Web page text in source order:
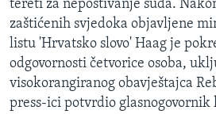
SLOBODA MEDIJA
ŽENSKA STRANA
IZBJEGLIČKA STRANA
MAGAZIN
tereti za nepoštivanje suda.
zaštićenih svjedoka objavljene
listu 'Hrvatsko slovo' Haag je
odgovornosti četvorice osoba,
visokorangiranog obavještajca
press-ici potvrdio glasnogovornik